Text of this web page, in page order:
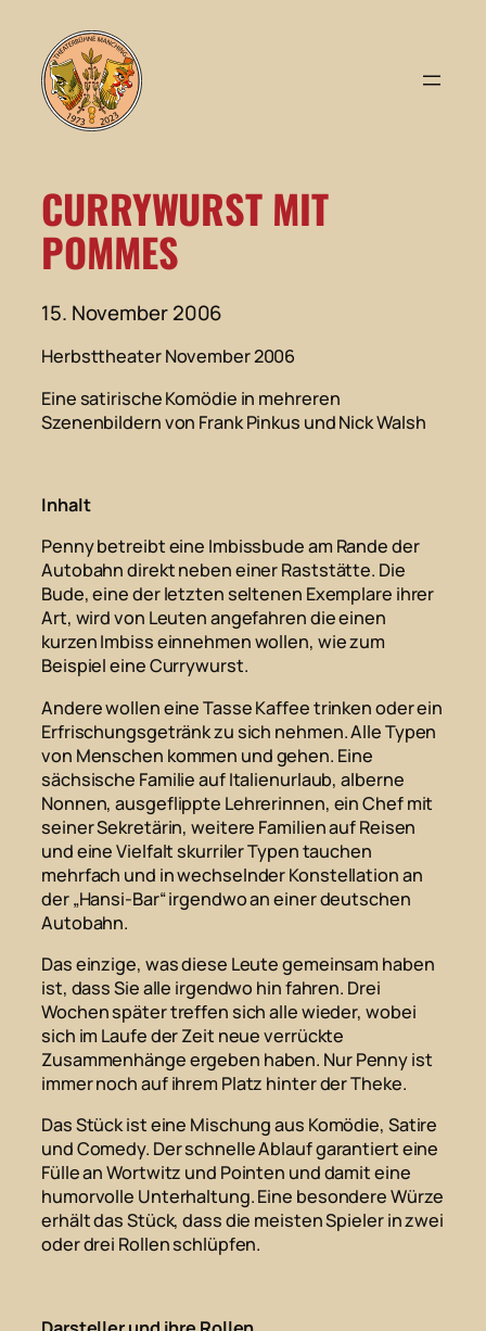
Inhalt
springen
CURRYWURST MIT
POMMES
15. November 2006
Herbsttheater November 2006
Eine satirische Komödie in mehreren
Szenenbildern von Frank Pinkus und Nick Walsh
Inhalt
Penny betreibt eine Imbissbude am Rande der
Autobahn direkt neben einer Raststätte. Die
Bude, eine der letzten seltenen Exemplare ihrer
Art, wird von Leuten angefahren die einen
kurzen Imbiss einnehmen wollen, wie zum
Beispiel eine Currywurst.
Andere wollen eine Tasse Kaffee trinken oder ein
Erfrischungsgetränk zu sich nehmen. Alle Typen
von Menschen kommen und gehen. Eine
sächsische Familie auf Italienurlaub, alberne
Nonnen, ausgeflippte Lehrerinnen, ein Chef mit
seiner Sekretärin, weitere Familien auf Reisen
und eine Vielfalt skurriler Typen tauchen
mehrfach und in wechselnder Konstellation an
der „Hansi-Bar“ irgendwo an einer deutschen
Autobahn.
Das einzige, was diese Leute gemeinsam haben
ist, dass Sie alle irgendwo hin fahren. Drei
Wochen später treffen sich alle wieder, wobei
sich im Laufe der Zeit neue verrückte
Zusammenhänge ergeben haben. Nur Penny ist
immer noch auf ihrem Platz hinter der Theke.
Das Stück ist eine Mischung aus Komödie, Satire
und Comedy. Der schnelle Ablauf garantiert eine
Fülle an Wortwitz und Pointen und damit eine
humorvolle Unterhaltung. Eine besondere Würze
erhält das Stück, dass die meisten Spieler in zwei
oder drei Rollen schlüpfen.